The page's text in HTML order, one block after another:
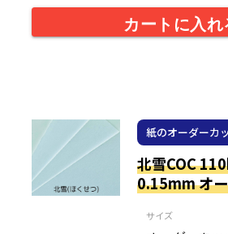
カートに入れ
紙のオーダーカ
北雪COC
0.15mm オ
サイズ